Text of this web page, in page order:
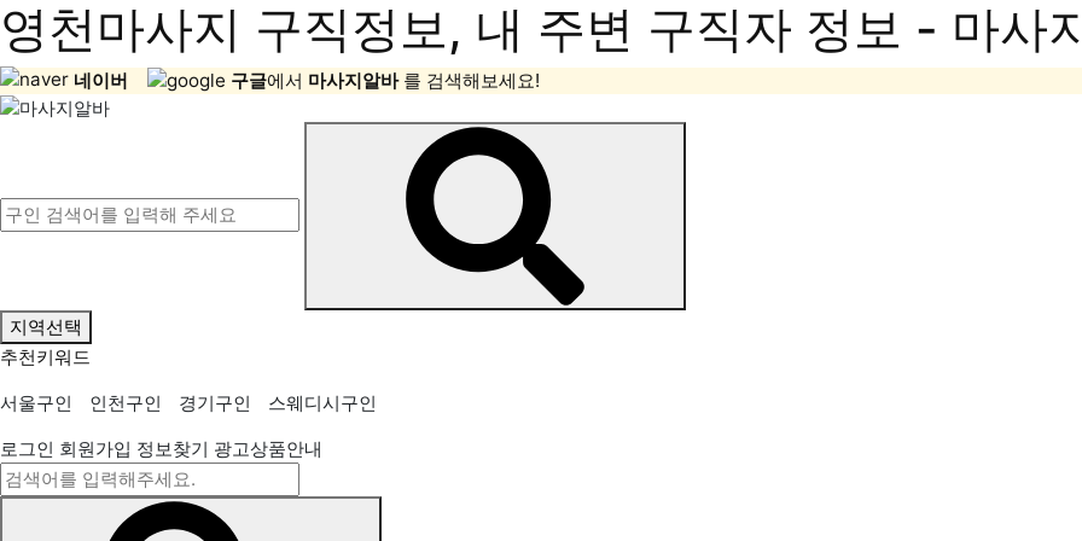
영천마사지 구직정보, 내 주변 구직자 정보 - 마사
네이버 구글에서 마사지알바 를 검색해보세요!
지역선택
추천키워드
서울구인
인천구인 경기구인
스웨디시구인
로그인 회원가입 정보찾기 광고상품안내